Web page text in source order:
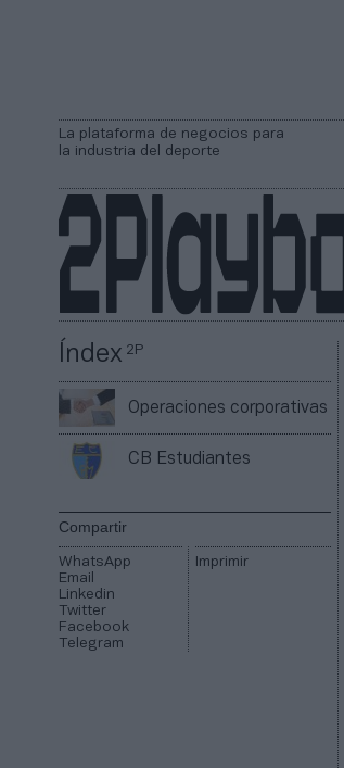
La plataforma de negocios para
la industria del deporte
Índex2P
Operaciones corporativas
CB Estudiantes
Compartir
WhatsApp
Email
Linkedin
Twitter
Facebook
Telegram
Imprimir